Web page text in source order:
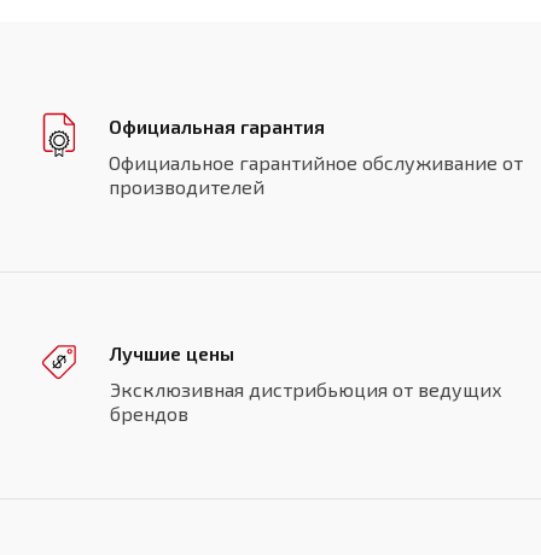
Официальная гарантия
Официальное гарантийное обслуживание от
производителей
Лучшие цены
Эксклюзивная дистрибьюция от ведущих
брендов